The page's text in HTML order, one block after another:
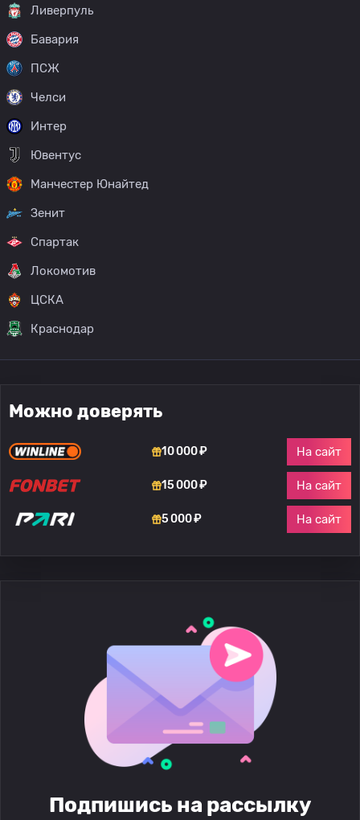
Ливерпуль
Бавария
ПСЖ
Челси
Интер
Ювентус
Манчестер Юнайтед
Зенит
Спартак
Локомотив
ЦСКА
Краснодар
Можно доверять
10 000 ₽ На сайт
15 000 ₽ На сайт
5 000 ₽ На сайт
Подпишись на рассылку